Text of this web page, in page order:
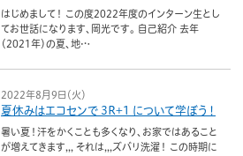
はじめまして！ この度2022年度のインターン生とし
てお世話になります、岡光です。 自己紹介 去年
（2021年）の夏、地…
2022年8月9日（火）
夏休みはエコセンで 3R+1 について学ぼう！
暑い夏！汗をかくことも多くなり、お家ではあること
が増えてきます,,, それは,,,ズバリ洗濯！ この時期に